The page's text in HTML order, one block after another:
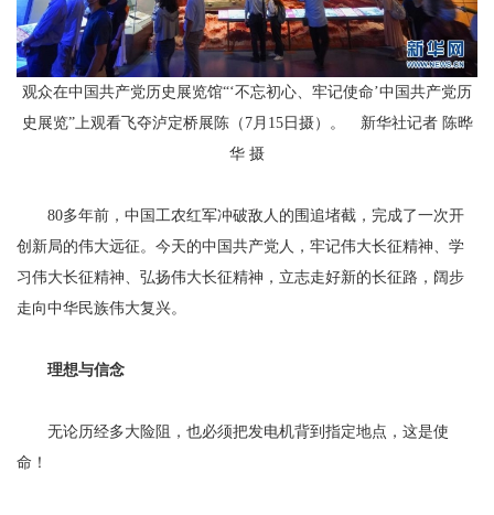
观众在中国共产党历史展览馆“‘不忘初心、牢记使命’中国共产党历
史展览”上观看飞夺泸定桥展陈（7月15日摄）。 新华社记者 陈晔
华 摄
80多年前，中国工农红军冲破敌人的围追堵截，完成了一次开
创新局的伟大远征。今天的中国共产党人，牢记伟大长征精神、学
习伟大长征精神、弘扬伟大长征精神，立志走好新的长征路，阔步
走向中华民族伟大复兴。
理想与信念
无论历经多大险阻，也必须把发电机背到指定地点，这是使
命！